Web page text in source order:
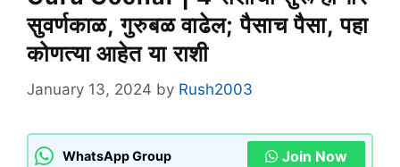
सुवर्णकाळ, गुरुबळ वाढेल; पैसाच पैसा, पहा
कोणत्या आहेत या राशी
January 13, 2024 by Rush2003
WhatsApp Group Join Now